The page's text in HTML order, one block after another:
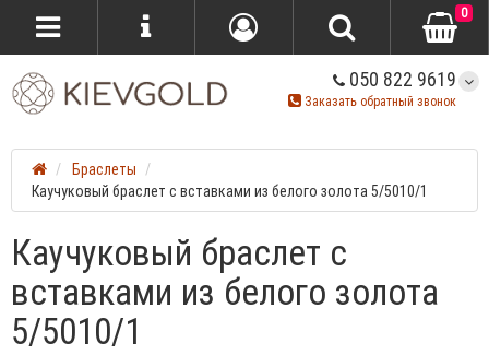
050 822 9619
Заказать обратный звонок
0
Браслеты
Каучуковый браслет с вставками из белого золота 5/5010/1
Каучуковый браслет с
вставками из белого золота
5/5010/1